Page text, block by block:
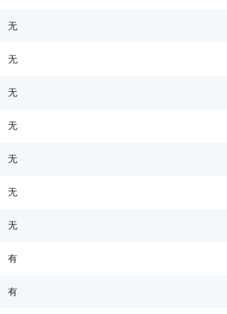
无
无
无
无
无
无
无
有
有